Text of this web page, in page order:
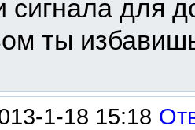
сигнала для
ты
1-18 15:18